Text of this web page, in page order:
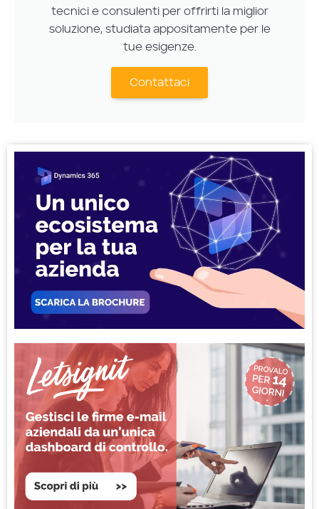
tecnici e consulenti per offrirti la miglior
soluzione, studiata appositamente per le
tue esigenze.
Contattaci